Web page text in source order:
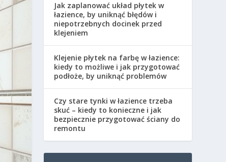
Jak zaplanować układ płytek w
łazience, by uniknąć błędów i
niepotrzebnych docinek przed
klejeniem
Klejenie płytek na farbę w łazience:
kiedy to możliwe i jak przygotować
podłoże, by uniknąć problemów
Czy stare tynki w łazience trzeba
skuć – kiedy to konieczne i jak
bezpiecznie przygotować ściany do
remontu